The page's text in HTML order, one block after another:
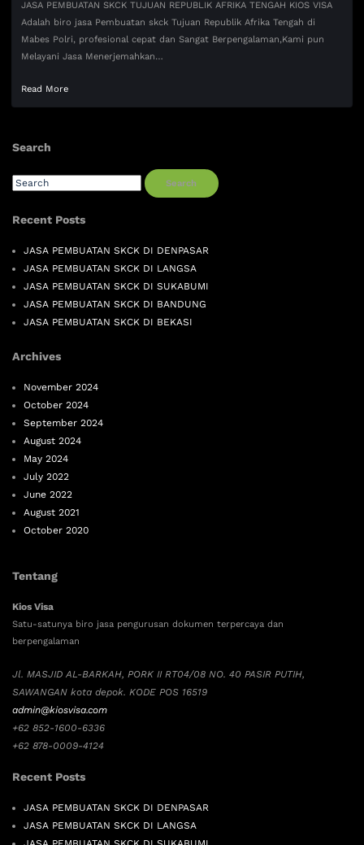
JASA PEMBUATAN SKCK TUJUAN REPUBLIK AFRIKA TENGAH KIOS VISA
Adalah biro jasa Pembuatan skck Tujuan Republik Afrika Tengah di
Mabes Polri, profesional cepat dan Sangat Berpengalaman,Kami pun
Melayani Jasa Menerjemahkan…
Read More
Search
Search
Recent Posts
JASA PEMBUATAN SKCK DI DENPASAR
JASA PEMBUATAN SKCK DI LANGSA
JASA PEMBUATAN SKCK DI SUKABUMI
JASA PEMBUATAN SKCK DI BANDUNG
JASA PEMBUATAN SKCK DI BEKASI
Archives
November 2024
October 2024
September 2024
August 2024
May 2024
July 2022
June 2022
August 2021
October 2020
Tentang
Kios Visa
Satu-satunya biro jasa pengurusan dokumen terpercaya dan
berpengalaman
Jl. MASJID AL-BARKAH, PORK II RT04/08 NO. 40 PASIR PUTIH,
SAWANGAN kota depok. KODE POS 16519
admin@kiosvisa.com
+62 852-1600-6336
+62 878-0009-4124
Recent Posts
JASA PEMBUATAN SKCK DI DENPASAR
JASA PEMBUATAN SKCK DI LANGSA